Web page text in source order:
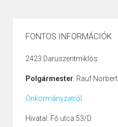
FONTOS INFORMÁCIÓK
2423 Daruszentmiklós
Polgármester: Rauf Norbert
Önkormányzatról
Hivatal: Fő utca 53/D.